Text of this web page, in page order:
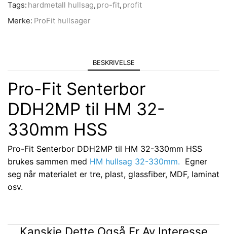
Tags: hardmetall hullsag, pro-fit, profit
Merke: ProFit hullsager
BESKRIVELSE
Pro-Fit Senterbor
DDH2MP til HM 32-
330mm HSS
Pro-Fit Senterbor DDH2MP til HM 32-330mm HSS
brukes sammen med HM hullsag 32-330mm. Egner
seg når materialet er tre, plast, glassfiber, MDF, laminat
osv.